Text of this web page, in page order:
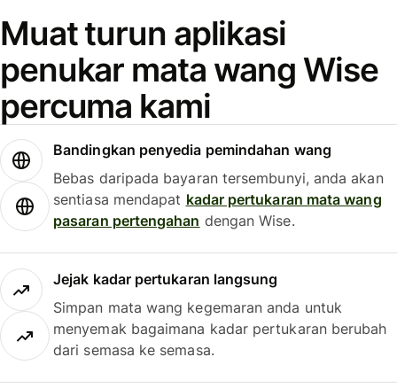
Muat turun aplikasi
penukar mata wang Wise
percuma kami
Bandingkan penyedia pemindahan wang
Bebas daripada bayaran tersembunyi, anda akan
sentiasa mendapat kadar pertukaran mata wang
pasaran pertengahan dengan Wise.
Jejak kadar pertukaran langsung
Simpan mata wang kegemaran anda untuk
menyemak bagaimana kadar pertukaran berubah
dari semasa ke semasa.